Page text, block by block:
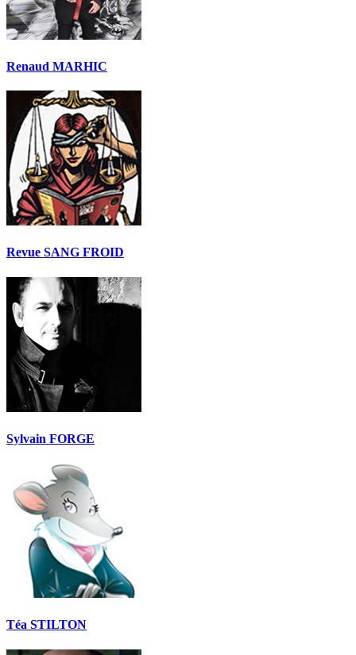
Renaud MARHIC
Revue SANG FROID
Sylvain FORGE
Téa STILTON